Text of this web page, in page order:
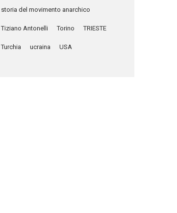
storia del movimento anarchico
Tiziano Antonelli Torino TRIESTE
Turchia ucraina USA